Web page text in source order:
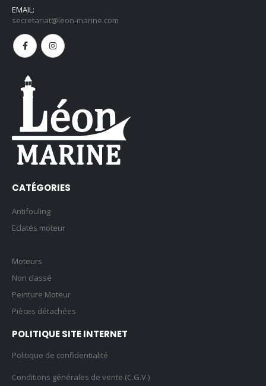
EMAIL:
secretariat@leon-marine.com
CATÉGORIES
Antifouling
Eclatés moteur
Moteurs
Non classé
Peinture Moteur
Pièces détachées
POLITIQUE SITE INTERNET
Politique de confidentialité
Conditions générales de vente (C.G.V.)